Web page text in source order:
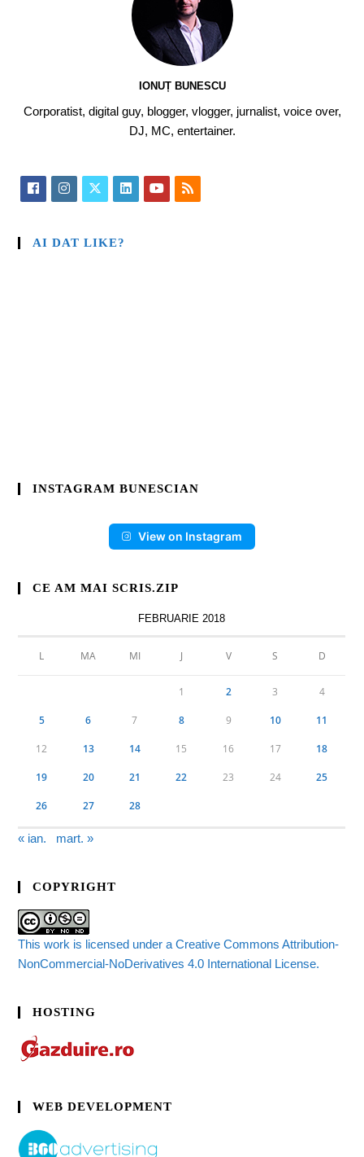
IONUȚ BUNESCU
Corporatist, digital guy, blogger, vlogger, jurnalist, voice over,
DJ, MC, entertainer.
AI DAT LIKE?
INSTAGRAM BUNESCIAN
View on Instagram
CE AM MAI SCRIS.ZIP
FEBRUARIE 2018
L MA MI J V S D
1 2 3 4
5 6 7 8 9 10 11
12 13 14 15 16 17 18
19 20 21 22 23 24 25
26 27 28
« ian. mart. »
COPYRIGHT
This work is licensed under a Creative Commons Attribution-
NonCommercial-NoDerivatives 4.0 International License.
HOSTING
WEB DEVELOPMENT